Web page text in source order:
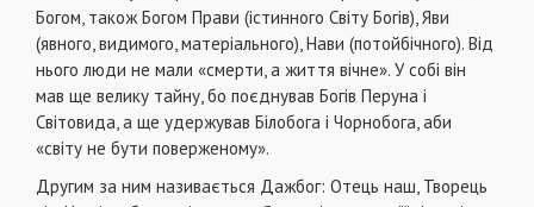
Богом, також Богом Прави (істинного Світу Богів), Яви
(явного, видимого, матеріального), Нави (потойбічного). Від
нього люди не мали «смерти, а життя вічне». У собі він
мав ще велику тайну, бо поєднував Богів Перуна і
Світовида, а ще удержував Білобога і Чорнобога, аби
«світу не бути поверженому».
Другим за ним називається Дажбог: Отець наш, Творець